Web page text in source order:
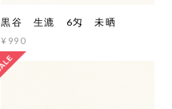
黒谷 生漉 6匁 未晒
¥990